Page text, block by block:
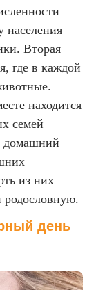
Вторая
где в каждой
находится
семей
домашний
из них
родословную.
день